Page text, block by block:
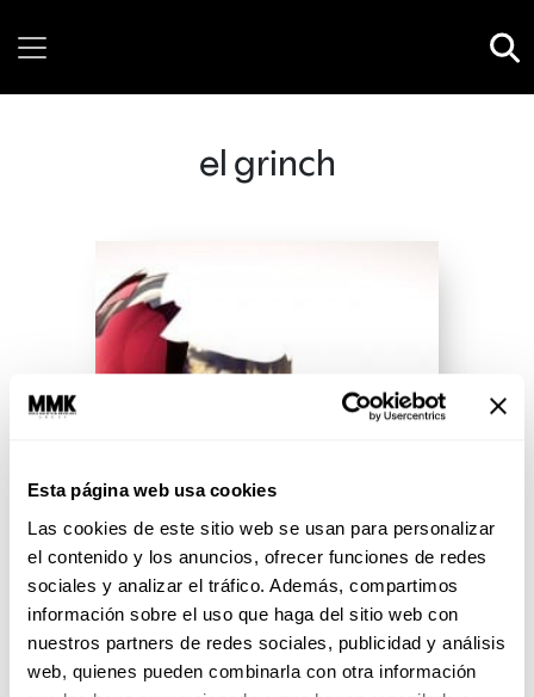
Esta página web usa cookies
Las cookies de este sitio web se usan para personalizar
el contenido y los anuncios, ofrecer funciones de redes
sociales y analizar el tráfico. Además, compartimos
información sobre el uso que haga del sitio web con
nuestros partners de redes sociales, publicidad y análisis
web, quienes pueden combinarla con otra información
el grinch
Lo estúpidamente interesante
de los motivos del Grinch
Todos tenemos un "grinch" en
nuestra familia, y aquí verás por